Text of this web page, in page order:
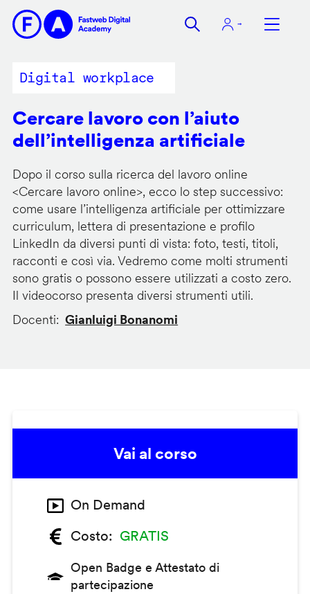
contenuto
Digital workplace
Cercare lavoro con l’aiuto
dell’intelligenza artificiale
Dopo il corso sulla ricerca del lavoro online
<Cercare lavoro online>, ecco lo step successivo:
come usare l’intelligenza artificiale per ottimizzare
curriculum, lettera di presentazione e profilo
LinkedIn da diversi punti di vista: foto, testi, titoli,
racconti e così via. Vedremo come molti strumenti
sono gratis o possono essere utilizzati a costo zero.
Il videocorso presenta diversi strumenti utili.
Docenti
Gianluigi Bonanomi
Vai al corso
On Demand
Costo
GRATIS
Open Badge e Attestato di
partecipazione